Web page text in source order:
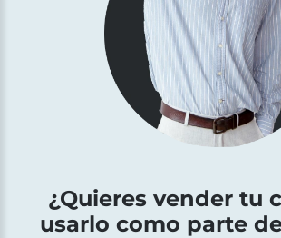
¿Quieres vender tu
usarlo como parte